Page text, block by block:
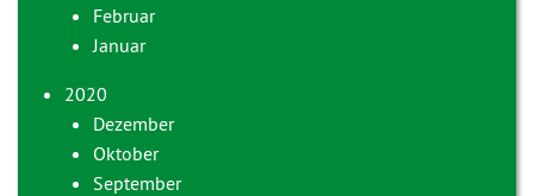
Februar
Januar
2020
Dezember
Oktober
September